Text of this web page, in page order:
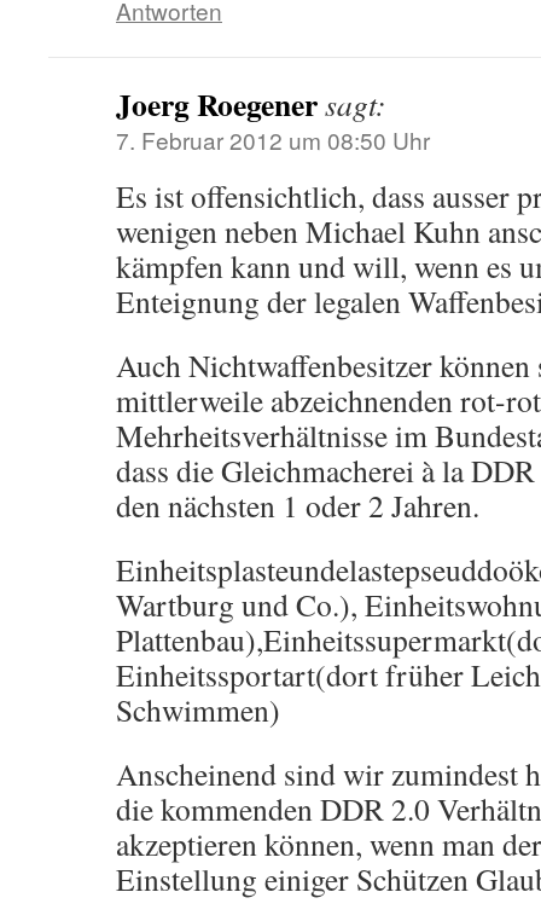
Antworten
Joerg Roegenersagt:
7. Februar 2012 um 08:50 Uhr
Es ist offensichtlich, dass ausser
wenigen neben Michael Kuhn
kämpfen kann und will, wenn es
Enteignung der legalen
Auch Nichtwaffenbesitzer
mittlerweile abzeichnenden rot-
Mehrheitsverhältnisse im
dass die Gleichmacherei à la
den nächsten 1 oder 2 Jahren.
Wartburg und Co.),
Einheitssportart(dort früher
Schwimmen)
Anscheinend sind wir zumindest
die kommenden DDR 2.0
akzeptieren können, wenn man
Einstellung einiger Schützen